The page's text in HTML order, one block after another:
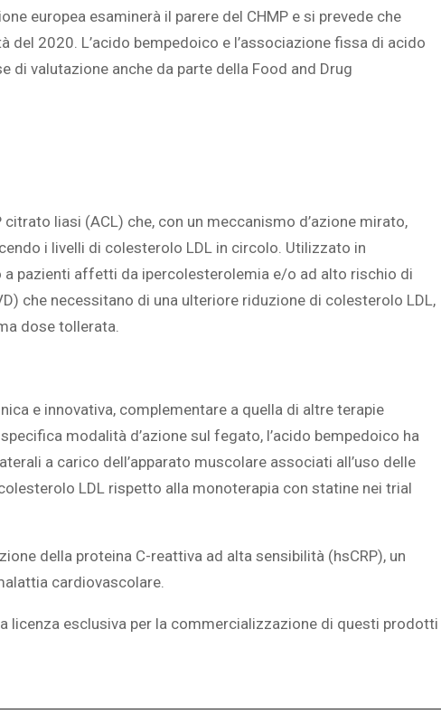
europea esaminerà il parere del CHMP e si prevede che
del 2020. L’acido bempedoico e l’associazione fissa di acido
valutazione anche da parte della Food and Drug
citrato liasi (ACL) che, con un meccanismo d’azione mirato,
i livelli di colesterolo LDL in circolo. Utilizzato in
pazienti affetti da ipercolesterolemia e/o ad alto rischio di
che necessitano di una ulteriore riduzione di colesterolo LDL,
dose tollerata.
e innovativa, complementare a quella di altre terapie
modalità d’azione sul fegato, l’acido bempedoico ha
a carico dell’apparato muscolare associati all’uso delle
LDL rispetto alla monoterapia con statine nei trial
della proteina C-reattiva ad alta sensibilità (hsCRP), un
cardiovascolare.
licenza esclusiva per la commercializzazione di questi prodotti